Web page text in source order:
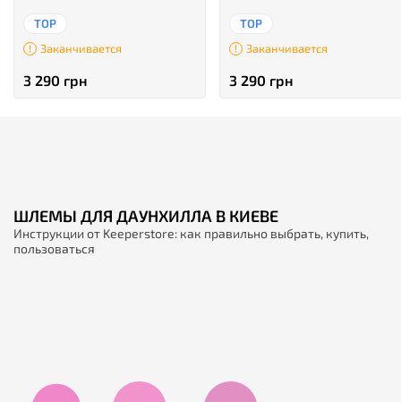
TOP
Заканчивается
3 290 грн
TOP
Заканчивается
3 290 грн
ШЛЕМЫ ДЛЯ ДАУНХИЛЛА В КИЕВЕ
Инструкции от Keeperstore: как правильно выбрать, купить,
пользоваться